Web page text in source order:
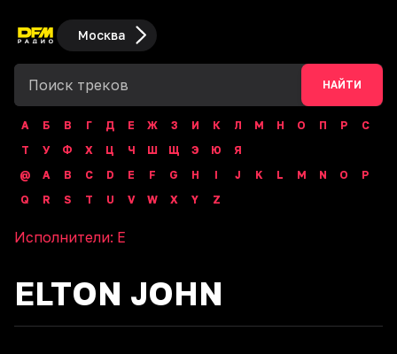
Москва
НАЙТИ
А Б В Г Д Е Ж З И К Л М Н О П Р
С
Т
У Ф Х Ц Ч Ш Щ Э Ю
Я
@
A B C D E F G H I J K L M N O
P
Q
R S T U V W X Y Z
Исполнители: E
ELTON JOHN